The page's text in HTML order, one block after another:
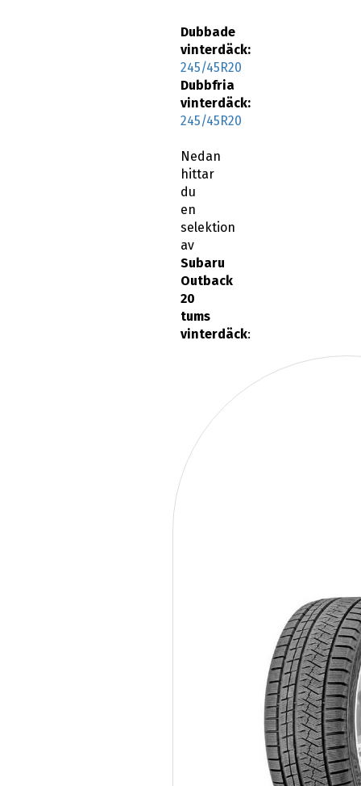
Dubbade
vinterdäck:
245/45R20
Dubbfria
vinterdäck:
245/45R20
Nedan
hittar
du
en
selektion
av
Subaru
Outback
20
tums
vinterdäck: